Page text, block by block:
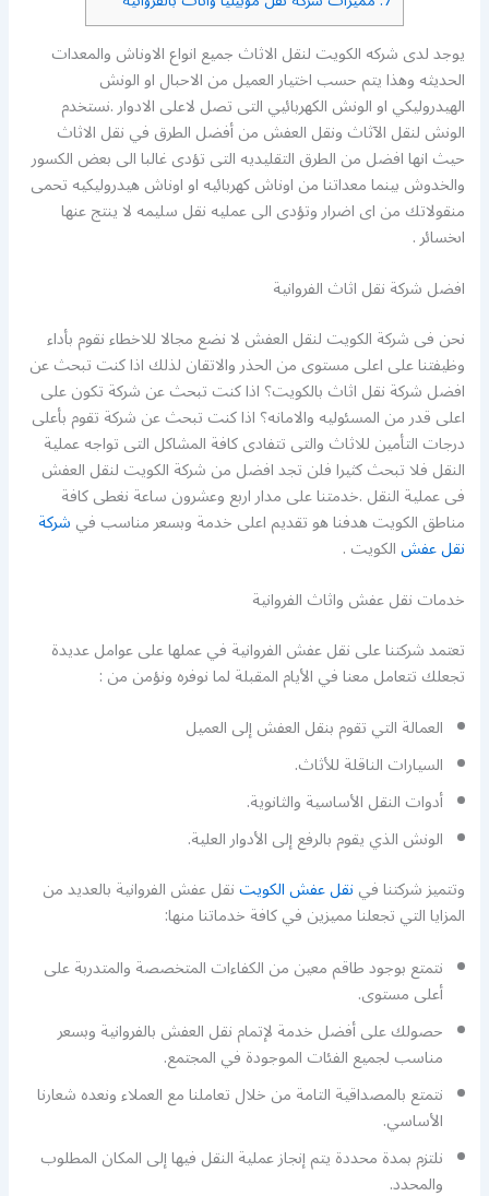
يوجد لدى شركه الكويت لنقل الاثاث جميع انواع الاوناش والمعدات
الحديثه وهذا يتم حسب اختيار العميل من الاحبال او الونش
الهيدروليكي او الونش الكهربائيي التى تصل لاعلى الادوار .نستخدم
الونش لنقل الآثاث ونقل العفش من أفضل الطرق في نقل الاثاث
حيث انها افضل من الطرق التقليديه التى تؤدى غالبا الى بعض الكسور
والخدوش بينما معداتنا من اوناش كهربائيه او اوناش هيدروليكيه تحمى
منقولاتك من اى اضرار وتؤدى الى عمليه نقل سليمه لا ينتج عنها
اىخسائر .
افضل شركة نقل اثاث الفروانية
نحن فى شركة الكويت لنقل العفش لا نضع مجالا للاخطاء نقوم بأداء
وظيفتنا على اعلى مستوى من الحذر والاتقان لذلك اذا كنت تبحث عن
افضل شركة نقل اثاث بالكويت؟ اذا كنت تبحث عن شركة تكون على
اعلى قدر من المسئوليه والامانه؟ اذا كنت تبحث عن شركة تقوم بأعلى
درجات التأمين للاثاث والتى تتفادى كافة المشاكل التى تواجه عملية
النقل فلا تبحث كثيرا فلن تجد افضل من شركة الكويت لنقل العفش
فى عملية النقل .خدمتنا على مدار اربع وعشرون ساعة نغطى كافة
مناطق الكويت هدفنا هو تقديم اعلى خدمة وبسعر مناسب فيشركة
نقل عفشالكويت .
خدمات نقل عفش واثاث الفروانية
تعتمد شركتنا على نقل عفش الفروانية في عملها على عوامل عديدة
تجعلك تتعامل معنا في الأيام المقبلة لما نوفره ونؤمن من :
العمالة التي تقوم بنقل العفش إلى العميل
السيارات الناقلة للأثاث.
أدوات النقل الأساسية والثانوية.
الونش الذي يقوم بالرفع إلى الأدوار العلية.
وتتميز شركتنا فينقل عفش الكويتنقل عفش الفروانية بالعديد من
المزايا التي تجعلنا مميزين في كافة خدماتنا منها:
نتمتع بوجود طاقم معين من الكفاءات المتخصصة والمتدربة على
أعلى مستوى.
حصولك على أفضل خدمة لإتمام نقل العفش بالفروانية وبسعر
مناسب لجميع الفئات الموجودة في المجتمع.
نتمتع بالمصداقية التامة من خلال تعاملنا مع العملاء ونعده شعارنا
الأساسي.
نلتزم بمدة محددة يتم إنجاز عملية النقل فيها إلى المكان المطلوب
والمحدد.